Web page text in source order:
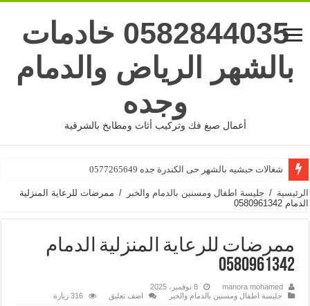
0582844035 خادمات
بالشهر الرياض والدمام
وجده
أعمال صبغ فك وتركيب أثاث ومطابخ بالشرقية
شغالات حبشيه بالشهر حى الكندرة جده 0577265649
شغالات بالشهر جده حى البوادى 0577265649
الرئيسية / جليسة اطفال ومسنين بالدمام والخبر / ممرضات للرعاية المنزلية
الدمام 0580961342
ممرضات للرعاية المنزلية الدمام
0580961342
manora mohamed
8 نوفمبر، 2025
جليسة اطفال ومسنين بالدمام والخبر
اضف تعليق 316 زيارة